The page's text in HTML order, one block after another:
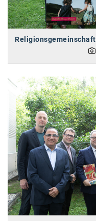
Kyndryl
LWND
Nespresso
Neudoerfler
OBI
Oral-B
PAYBACK
Planted
PwC